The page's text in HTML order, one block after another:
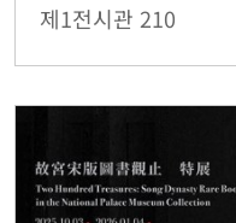
제1전시관 210